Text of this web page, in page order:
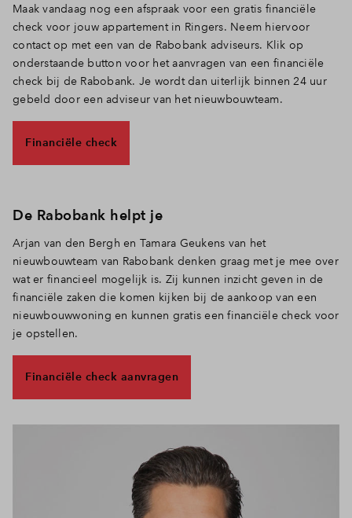
Maak vandaag nog een afspraak voor een gratis financiële
check voor jouw appartement in Ringers. Neem hiervoor
contact op met een van de Rabobank adviseurs. Klik op
onderstaande button voor het aanvragen van een financiële
check bij de Rabobank. Je wordt dan uiterlijk binnen 24 uur
gebeld door een adviseur van het nieuwbouwteam.
Financiële check
De Rabobank helpt je
Arjan van den Bergh en Tamara Geukens van het
nieuwbouwteam van Rabobank denken graag met je mee over
wat er financieel mogelijk is. Zij kunnen inzicht geven in de
financiële zaken die komen kijken bij de aankoop van een
nieuwbouwwoning en kunnen gratis een financiële check voor
je opstellen.
Financiële check aanvragen